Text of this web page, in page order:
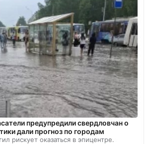
предупредили свердловчан о
дали прогноз по городам
рискует оказаться в эпицентре.